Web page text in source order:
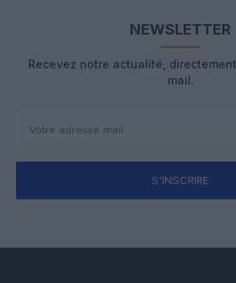
NEWSLETTER
Recevez notre actualité,
mail.
S'INSCRIRE